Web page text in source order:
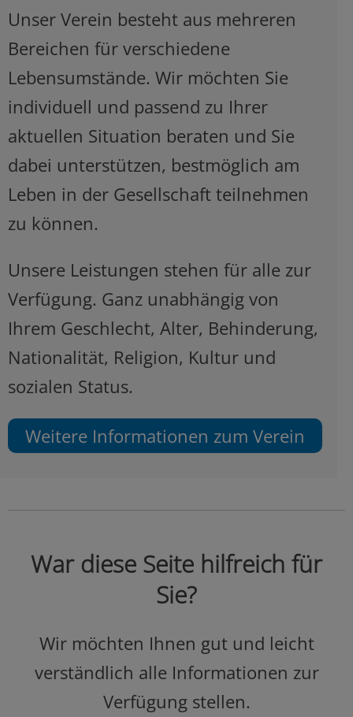
Unser Verein besteht aus mehreren
Bereichen für verschiedene
Lebensumstände. Wir möchten Sie
individuell und passend zu Ihrer
aktuellen Situation beraten und Sie
dabei unterstützen, bestmöglich am
Leben in der Gesellschaft teilnehmen
zu können.
Unsere Leistungen stehen für alle zur
Verfügung. Ganz unabhängig von
Ihrem Geschlecht, Alter, Behinderung,
Nationalität, Religion, Kultur und
sozialen Status.
Weitere Informationen zum Verein
War diese Seite hilfreich für
Sie?
Wir möchten Ihnen gut und leicht
verständlich alle Informationen zur
Verfügung stellen.